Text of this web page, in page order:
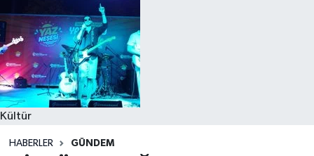
Kültür
HABERLER GÜNDEM